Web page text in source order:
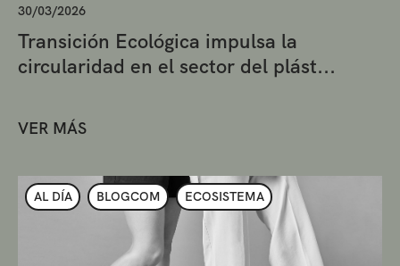
30/03/2026
Transición Ecológica impulsa la
circularidad en el sector del plást...
VER MÁS
AL DÍA BLOGCOM ECOSISTEMA